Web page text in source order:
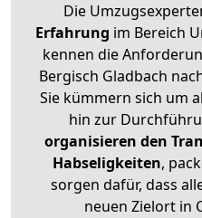
Die
Erfahrung im Bereich
kennen die
Bergisch Gladbach
Sie kümmern sich um
hin zur
organisieren den
Habseligkeiten,
sorgen dafür, dass
neuen Zielort in